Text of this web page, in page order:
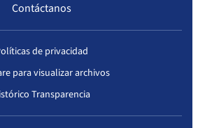
Contáctanos
de privacidad
para visualizar archivos
Transparencia